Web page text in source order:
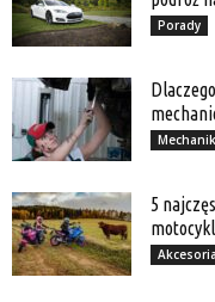
Porady
5
Akcesoria